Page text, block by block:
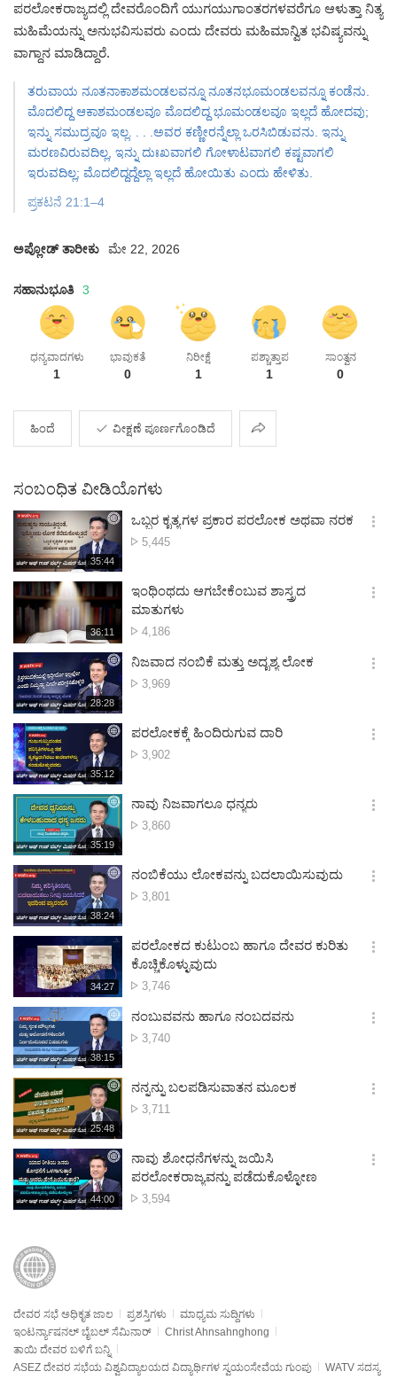
ಪರಲೋಕರಾಜ್ಯದಲ್ಲಿ ದೇವರೊಂದಿಗೆ ಯುಗಯುಗಾಂತರಗಳವರೆಗೂ ಆಳುತ್ತಾ ನಿತ್ಯ
ಮಹಿಮೆಯನ್ನು ಅನುಭವಿಸುವರು ಎಂದು ದೇವರು ಮಹಿಮಾನ್ವಿತ ಭವಿಷ್ಯವನ್ನು
ವಾಗ್ದಾನ ಮಾಡಿದ್ದಾರೆ.
ತರುವಾಯ ನೂತನಾಕಾಶಮಂಡಲವನ್ನೂ ನೂತನಭೂಮಂಡಲವನ್ನೂ ಕಂಡೆನು.
ಮೊದಲಿದ್ದ ಆಕಾಶಮಂಡಲವೂ ಮೊದಲಿದ್ದ ಭೂಮಂಡಲವೂ ಇಲ್ಲದೆ ಹೋದವು;
ಇನ್ನು ಸಮುದ್ರವೂ ಇಲ್ಲ. . . .ಅವರ ಕಣ್ಣೀರನ್ನೆಲ್ಲಾ ಒರಸಿಬಿಡುವನು. ಇನ್ನು
ಮರಣವಿರುವದಿಲ್ಲ, ಇನ್ನು ದುಃಖವಾಗಲಿ ಗೋಳಾಟವಾಗಲಿ ಕಷ್ಟವಾಗಲಿ
ಇರುವದಿಲ್ಲ; ಮೊದಲಿದ್ದದ್ದೆಲ್ಲಾ ಇಲ್ಲದೆ ಹೋಯಿತು ಎಂದು ಹೇಳಿತು.
ಪ್ರಕಟನೆ 21:1–4
ಅಪ್ಲೋಡ್ ತಾರೀಕು ಮೇ 22, 2026
ಸಹಾನುಭೂತಿ 3
ಧನ್ಯವಾದಗಳು
1
ಭಾವುಕತೆ
0
ನಿರೀಕ್ಷೆ
1
ಪಶ್ಚಾತ್ತಾಪ
1
ಸಾಂತ್ವನ
0
ಹಿಂದೆ ವೀಕ್ಷಣೆ ಪೂರ್ಣಗೊಂಡಿದೆ ಶೇರ್
ಸಂಬಂಧಿತ ವೀಡಿಯೊಗಳು
재
생
시
간
35:44
ಒಬ್ಬರ ಕೃತ್ಯಗಳ ಪ್ರಕಾರ ಪರಲೋಕ ಅಥವಾ ನರಕ
ವೀಕ್ಷಣೆಗಳು
5,445
옵
기
재
생
시
간
36:11
ಇಂಥಿಂಥದು ಆಗಬೇಕೆಂಬುವ ಶಾಸ್ತ್ರದ
ಮಾತುಗಳು
ವೀಕ್ಷಣೆಗಳು
4,186
옵
기
재
생
시
간
28:28
ನಿಜವಾದ ನಂಬಿಕೆ ಮತ್ತು ಅದೃಶ್ಯ ಲೋಕ
ವೀಕ್ಷಣೆಗಳು
3,969
옵
기
재
생
시
간
35:12
ಪರಲೋಕಕ್ಕೆ ಹಿಂದಿರುಗುವ ದಾರಿ
ವೀಕ್ಷಣೆಗಳು
3,902
옵
기
재
생
시
간
35:19
ನಾವು ನಿಜವಾಗಲೂ ಧನ್ಯರು
ವೀಕ್ಷಣೆಗಳು
3,860
옵
기
재
생
간
38:24
ನಂಬಿಕೆಯು ಲೋಕವನ್ನು ಬದಲಾಯಿಸುವುದು
ವೀಕ್ಷಣೆಗಳು
3,801
옵
기
재
생
시
간
34:27
ಪರಲೋಕದ ಕುಟುಂಬ ಹಾಗೂ ದೇವರ ಕುರಿತು
ಕೊಚ್ಚಿಕೊಳ್ಳುವುದು
ವೀಕ್ಷಣೆಗಳು
3,746
옵
기
재
생
시
간
38:15
ನಂಬುವವನು ಹಾಗೂ ನಂಬದವನು
ವೀಕ್ಷಣೆಗಳು
3,740
옵
기
재
생
시
간
25:48
ನನ್ನನ್ನು ಬಲಪಡಿಸುವಾತನ ಮೂಲಕ
ವೀಕ್ಷಣೆಗಳು
3,711
옵
기
재
생
44:00
ನಾವು ಶೋಧನೆಗಳನ್ನು ಜಯಿಸಿ
ಪರಲೋಕರಾಜ್ಯವನ್ನು ಪಡೆದುಕೊಳ್ಳೋಣ
ವೀಕ್ಷಣೆಗಳು
3,594
옵
ದೇವರ ಸಭೆ ಅಧಿಕೃತ ಜಾಲ ಪ್ರಶಸ್ತಿಗಳು
ಮಾಧ್ಯಮ ಸುದ್ದಿಗಳು
ಇಂಟರ್ನ್ಯಾಷನಲ್ ಬೈಬಲ್ ಸೆಮಿನಾರ್
Christ Ahnsahnghong
ತಾಯಿ ದೇವರ ಬಳಿಗೆ ಬನ್ನಿ
ASEZ ದೇವರ ಸಭೆಯ ವಿಶ್ವವಿದ್ಯಾಲಯದ ವಿದ್ಯಾರ್ಥಿಗಳ ಸ್ವಯಂಸೇವೆಯ ಗುಂಪು
WATV ಸದಸ್ಯ